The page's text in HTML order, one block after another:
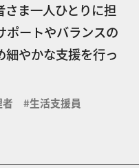
さま一人ひとりに担
ポートやバランスの
細やかな支援を行っ
者 #生活支援員